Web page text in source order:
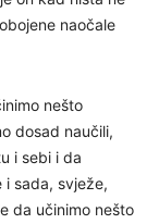
naočale
nešto
dosad naučili,
i sebi i da
sada, svježe,
da učinimo nešto